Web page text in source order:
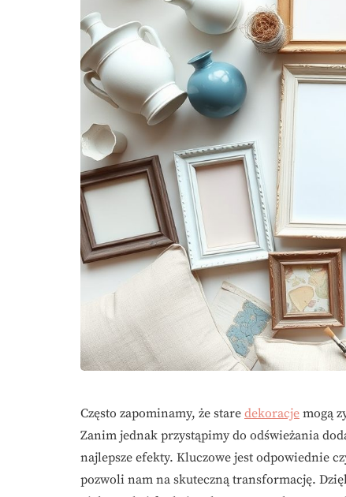
Często zapominamy, że stare dekoracje mogą
Zanim jednak przystąpimy do odświeżania
najlepsze efekty. Kluczowe jest odpowiednie
pozwoli nam na skuteczną transformację.